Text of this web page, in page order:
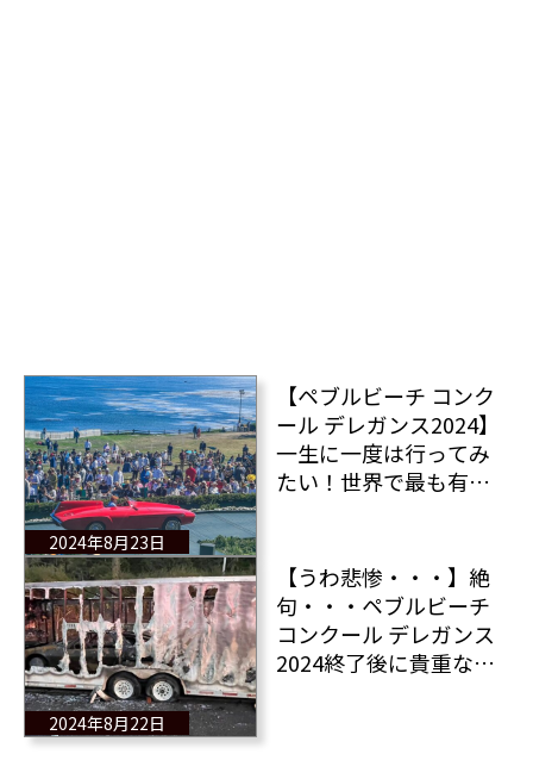
2024年8月23日
【ペブルビーチ コンク
ール デレガンス2024】
一生に一度は行ってみ
たい！世界で最も有名
い希少なクルマが終結
@ペブルビーチ
2024年8月22日
【うわ悲惨・・・】絶
句・・・ペブルビーチ
コンクール デレガンス
2024終了後に貴重なワ